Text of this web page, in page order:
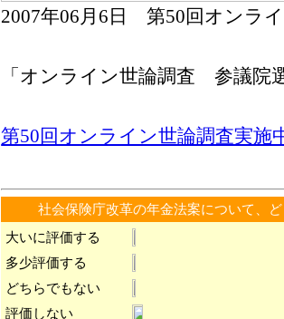
2007年06月6日 第50回オンラ
「オンライン世論調査 参議
第50回オンライン世論調査実施
社会保険庁改革の年金法案について、
大いに評価する
多少評価する
どちらでもない
評価しない